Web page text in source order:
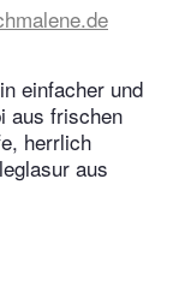
einfacher und
aus frischen
herrlich
aus